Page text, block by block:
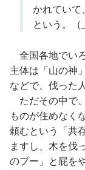
かれていて
という。（
全国各地でい
主体は「山の神
などで、伐った
ただその中で
ものが住めなく
頼むという「共
ますし、木を伐
のプー」と屁を